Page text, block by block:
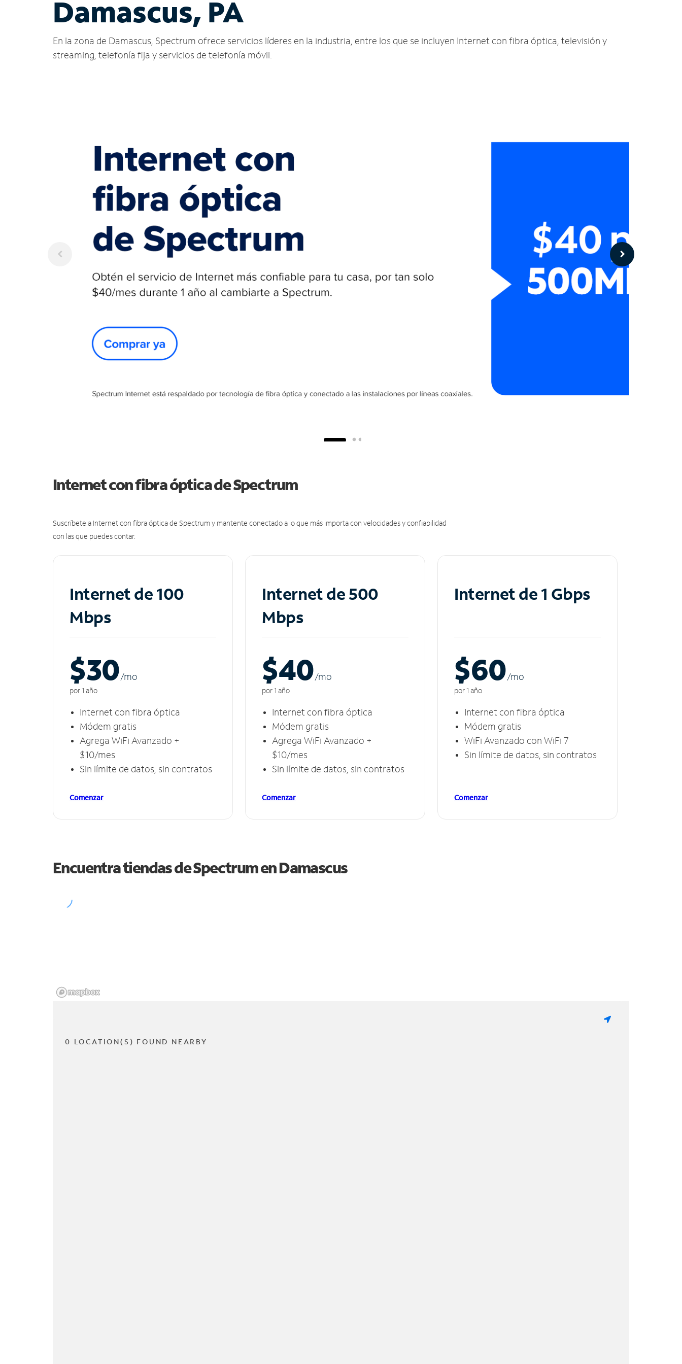
Damascus, PA
En la zona de Damascus, Spectrum ofrece servicios líderes en la industria, entre los que se incluyen Internet con fibra óptica, televisión y
streaming, telefonía fija y servicios de telefonía móvil.
Internet con fibra óptica de Spectrum
Suscríbete a Internet con fibra óptica de Spectrum y mantente conectado a lo que más importa con velocidades y confiabilidad
con las que puedes contar.
Internet de 100
Mbps
$30/mo
por 1 año
Internet con fibra óptica
Módem gratis
Agrega WiFi Avanzado +
$10/mes
Sin límite de datos, sin contratos
Comenzar
Internet de 500
Mbps
$40/mo
por 1 año
Internet con fibra óptica
Módem gratis
Agrega WiFi Avanzado +
$10/mes
Sin límite de datos, sin contratos
Comenzar
Internet de 1 Gbps
$60/mo
por 1 año
Internet con fibra óptica
Módem gratis
WiFi Avanzado con WiFi 7
Sin límite de datos, sin contratos
Comenzar
Encuentra tiendas de Spectrum enDamascus
0 LOCATION(S) FOUND NEARBY